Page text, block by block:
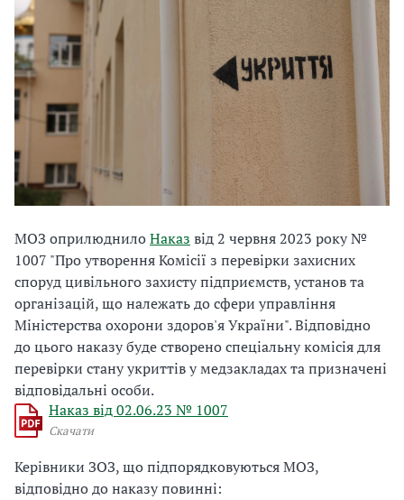
МОЗ оприлюднилоНаказ від 2 червня 2023 року №
1007 "Про утворення Комісії з перевірки захисних
споруд цивільного захисту підприємств, установ та
організацій, що належать до сфери управління
Міністерства охорони здоров'я України". Відповідно
до цього наказу буде створено спеціальну комісія для
перевірки стану укриттів у медзакладах та призначені
відповідальні особи.
Наказ від 02.06.23 № 1007
Скачати
Керівники ЗОЗ, що підпорядковуються МОЗ,
відповідно до наказу повинні: